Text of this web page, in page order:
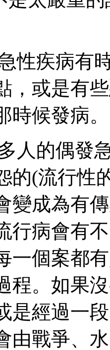
性疾病有
，或是有
時候發病。
人的偶發
的(流行性
變成為有
行病會有
一個案都
程。如果
是經過一
由戰爭、